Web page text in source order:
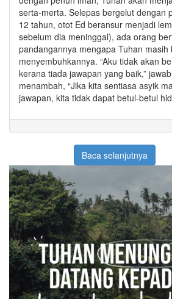
serta-merta. Selepas bergelut dengan
12 tahun, otot Ed beransur menjadi
sebelum dia meninggal), ada orang
pandangannya mengapa Tuhan masih
menyembuhkannya. “Aku tidak akan
kerana tiada jawapan yang baik,”
menambah, “Jika kita sentiasa asyik
jawapan, kita tidak dapat betul-betul
Baca selanjutnya